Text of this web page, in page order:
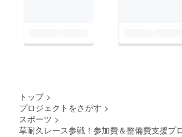
トップ >
プロジェクトをさがす >
スポーツ >
草耐久レース参戦！参加費＆整備費支援プ